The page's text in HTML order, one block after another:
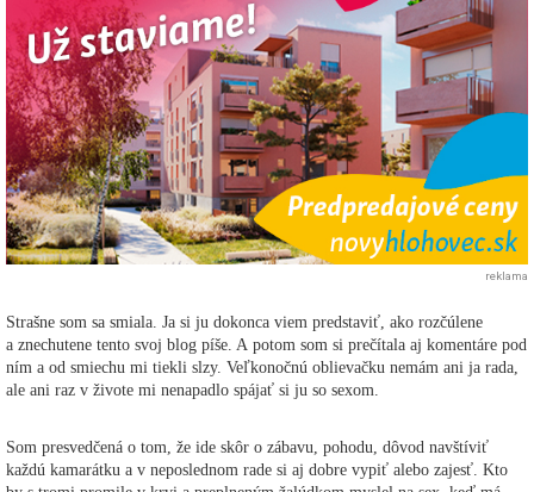
reklama
Strašne som sa smiala. Ja si ju dokonca viem predstaviť, ako rozčúlene
a znechutene tento svoj blog píše. A potom som si prečítala aj komentáre pod
ním a od smiechu mi tiekli slzy. Veľkonočnú oblievačku nemám ani ja rada,
ale ani raz v živote mi nenapadlo spájať si ju so sexom.
Som presvedčená o tom, že ide skôr o zábavu, pohodu, dôvod navštíviť
každú kamarátku a v neposlednom rade si aj dobre vypiť alebo zajesť. Kto